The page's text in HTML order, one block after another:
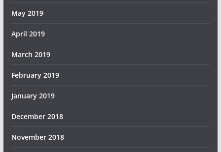
May 2019
April 2019
March 2019
February 2019
January 2019
December 2018
November 2018